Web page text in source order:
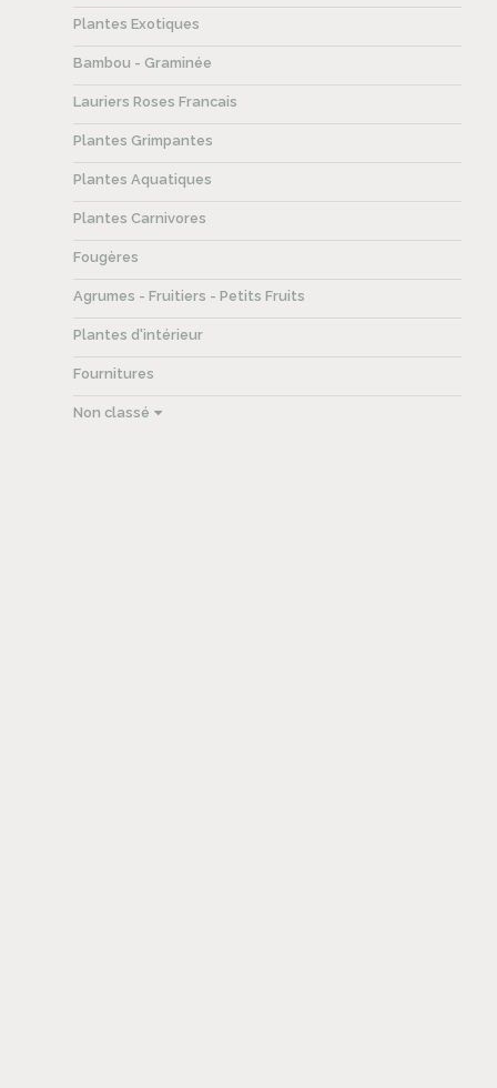
Plantes Exotiques
Bambou - Graminée
Lauriers Roses Francais
Plantes Grimpantes
Plantes Aquatiques
Plantes Carnivores
Fougères
Agrumes - Fruitiers - Petits Fruits
Plantes d'intérieur
Fournitures
Non classé